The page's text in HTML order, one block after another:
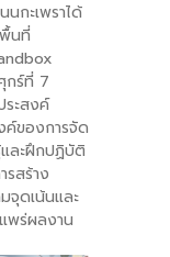
กะเพราได้
นที่
กร์ที่ 7
ะสงค์
ค์ของการจัด
ละฝึกปฏิบัติ
รสร้าง
จุดเน้นและ
พร่ผลงาน